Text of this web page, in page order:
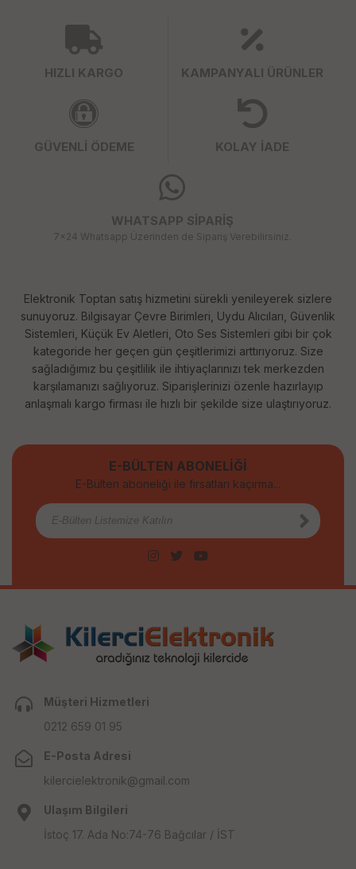
HIZLI KARGO KAMPANYALI ÜRÜNLER
GÜVENLİ ÖDEME KOLAY İADE
WHATSAPP SİPARİŞ
7x24 Whatsapp Üzerinden de Sipariş Verebilirsiniz.
Elektronik Toptan satış hizmetini sürekli yenileyerek sizlere
sunuyoruz. Bilgisayar Çevre Birimleri, Uydu Alıcıları, Güvenlik
Sistemleri, Küçük Ev Aletleri, Oto Ses Sistemleri gibi bir çok
kategoride her geçen gün çeşitlerimizi arttırıyoruz. Size
sağladığımız bu çeşitlilik ile ihtiyaçlarınızı tek merkezden
karşılamanızı sağlıyoruz. Siparişlerinizi özenle hazırlayıp
anlaşmalı kargo firması ile hızlı bir şekilde size ulaştırıyoruz.
E-BÜLTEN ABONELİĞİ
E-Bülten aboneliği ile fırsatları kaçırma...
Müşteri Hizmetleri
0212 659 01 95
E-Posta Adresi
kilercielektronik@gmail.com
Ulaşım Bilgileri
İstoç 17. Ada No:74-76 Bağcılar / İST